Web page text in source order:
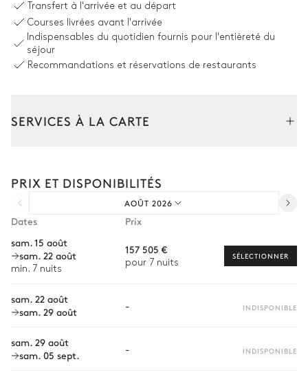
9 places
Four à pizza
Plancha
Machine à glaçons
Vue sur la mer
Salle à manger exterieur B
Vue sur le jardin
Table
Transfert à l'arrivée et au départ
Courses livrées avant l'arrivée
Indispensables du quotidien fournis pour l'entièreté du
séjour
Recommandations et réservations de restaurants
SERVICES À LA CARTE
Location de voiture
Bien-être à domicile
Location de vélo
Sports nautiques
PRIX ET DISPONIBILITÉS
AOÛT 2026
Dates
Prix
sam. 15 août
sam. 22 août
min. 7 nuits
157 505 €
pour 7 nuits
SÉLECTIONNER
sam. 22 août
sam. 29 août
- INDISPONIBLE
sam. 29 août
sam. 05 sept.
- INDISPONIBLE